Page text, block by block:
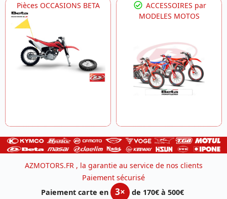
Pièces OCCASIONS BETA
ACCESSOIRES par
MODELES MOTOS
AZMOTORS.FR , la garantie au service de nos clients
Paiement sécurisé
Paiement carte en
3×
de 170€ à 500€